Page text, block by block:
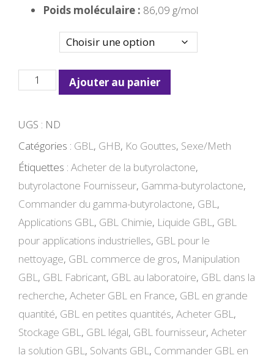
Poids moléculaire : 86,09 g/mol
quantité
Online
Kaufen
Ajouter au panier
UGS : ND
Catégories : GBL, GHB, Ko Gouttes, Sexe/Meth
Étiquettes : Acheter de la butyrolactone,
butyrolactone Fournisseur, Gamma-butyrolactone,
Commander du gamma-butyrolactone, GBL,
Applications GBL, GBL Chimie, Liquide GBL, GBL
pour applications industrielles, GBL pour le
nettoyage, GBL commerce de gros, Manipulation
GBL, GBL Fabricant, GBL au laboratoire, GBL dans la
recherche, Acheter GBL en France, GBL en grande
quantité, GBL en petites quantités, Acheter GBL,
Stockage GBL, GBL légal, GBL fournisseur, Acheter
la solution GBL, Solvants GBL, Commander GBL en